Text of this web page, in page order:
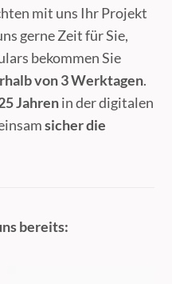
mit uns Ihr Projekt
gerne Zeit für Sie,
bekommen Sie
von 3 Werktagen.
Jahrenin der digitalen
sicher die
bereits: